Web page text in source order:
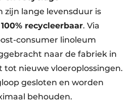
zijn lange levensduur is
100% recycleerbaar. Via
consumer linoleum
naar de fabriek in
tot nieuwe vloeroplossingen.
gesloten en worden
behouden.